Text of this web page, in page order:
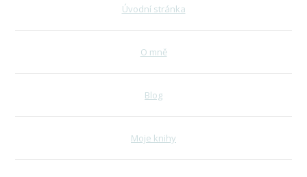
Úvodní stránka
O mně
Blog
Moje knihy